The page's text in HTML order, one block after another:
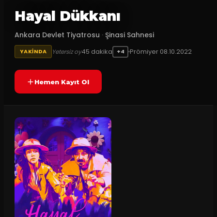
Hayal Dükkanı
Ankara Devlet Tiyatrosu · Şinasi Sahnesi
YAKINDA Yetersiz oy45 dakika +4 Prömiyer 08.10.2022
Hemen Kayıt Ol